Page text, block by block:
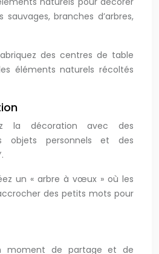
sauvages, branches d’arbres,
des centres de table
éléments naturels récoltés
la décoration avec des
objets personnels et des
un « arbre à vœux » où les
des petits mots pour
moment de partage et de